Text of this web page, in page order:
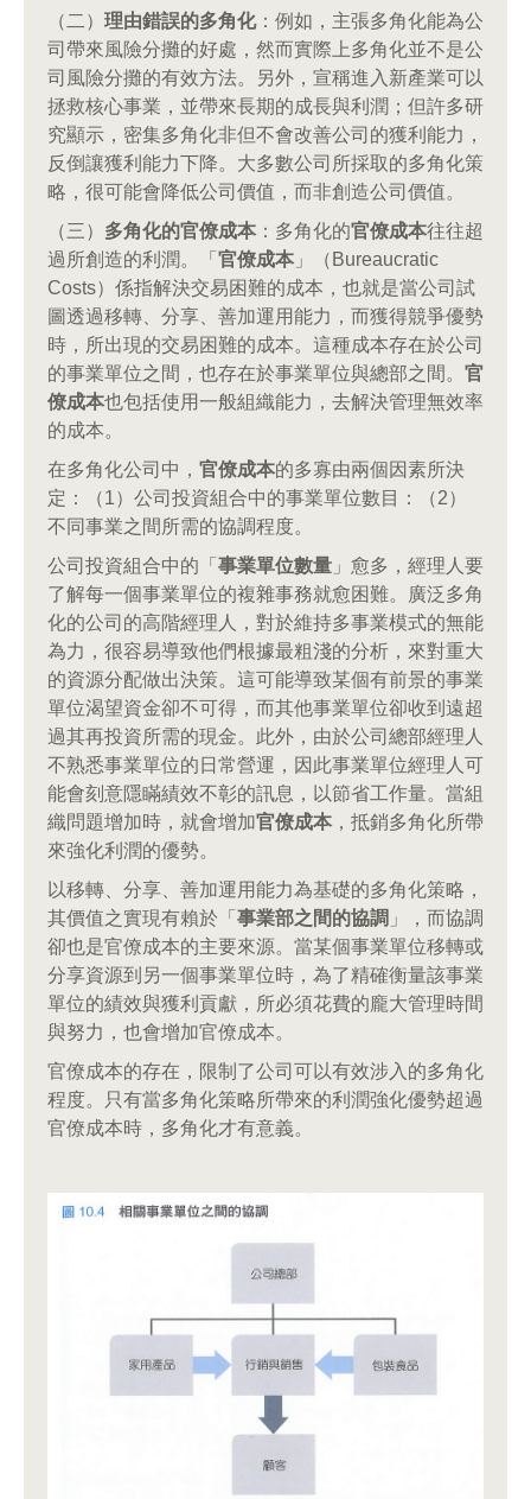
（二） 理由錯誤的多角化：例如，主張多角化能為公
司帶來風險分攤的好處，然而實際上多角化並不是公
司風險分攤的有效方法。另外，宣稱進入新產業可以
拯救核心事業，並帶來長期的成長與利潤；但許多研
究顯示，密集多角化非但不會改善公司的獲利能力，
反倒讓獲利能力下降。大多數公司所採取的多角化策
略，很可能會降低公司價值，而非創造公司價值。
（三） 多角化的官僚成本 ：多角化的官僚成本往往超
過所創造的利潤。「 官僚成本 」（Bureaucratic
Costs）係指解決交易困難的成本，也就是當公司試
圖透過移轉、分享、善加運用能力，而獲得競爭優勢
時，所出現的交易困難的成本。這種成本存在於公司
的事業單位之間，也存在於事業單位與總部之間。 官
僚成本也包括使用一般組織能力，去解決管理無效率
的成本。
在多角化公司中， 官僚成本的多寡由兩個因素所決
定：（1）公司投資組合中的事業單位數目：（2）
不同事業之間所需的協調程度。
公司投資組合中的「 事業單位數量 」愈多，經理人要
了解每一個事業單位的複雜事務就愈困難。廣泛多角
化的公司的高階經理人，對於維持多事業模式的無能
為力，很容易導致他們根據最粗淺的分析，來對重大
的資源分配做出決策。這可能導致某個有前景的事業
單位渴望資金卻不可得，而其他事業單位卻收到遠超
過其再投資所需的現金。此外，由於公司總部經理人
不熟悉事業單位的日常營運，因此事業單位經理人可
能會刻意隱瞞績效不彰的訊息，以節省工作量。當組
織問題增加時，就會增加官僚成本 ，抵銷多角化所帶
來強化利潤的優勢。
以移轉、分享、善加運用能力為基礎的多角化策略，
其價值之實現有賴於「 事業部之間的協調 」，而協調
卻也是官僚成本的主要來源。當某個事業單位移轉或
分享資源到另一個事業單位時，為了精確衡量該事業
單位的績效與獲利貢獻，所必須花費的龐大管理時間
與努力，也會增加官僚成本。
官僚成本的存在，限制了公司可以有效涉入的多角化
程度。只有當多角化策略所帶來的利潤強化優勢超過
官僚成本時，多角化才有意義。